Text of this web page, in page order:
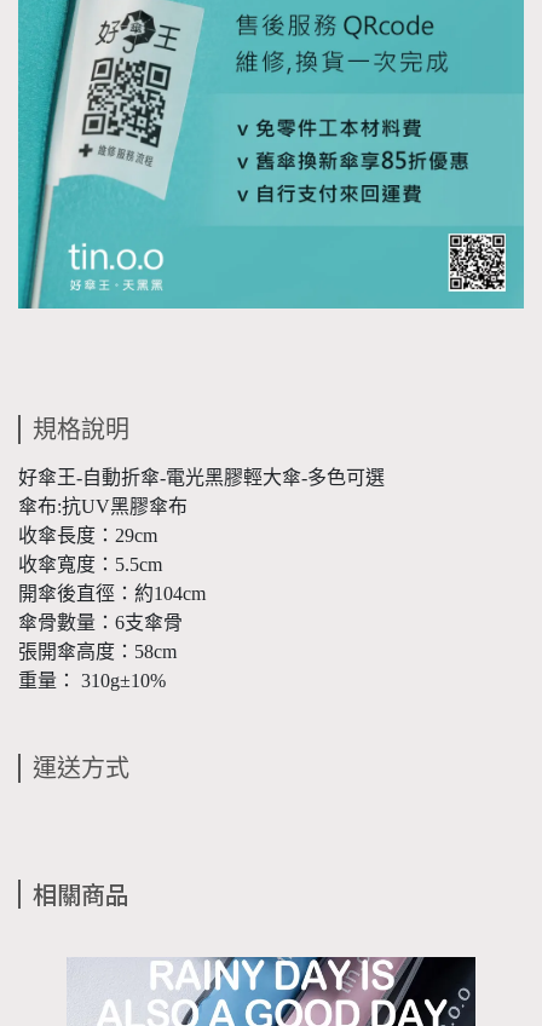
規格說明
好傘王-自動折傘-電光黑膠輕大傘-多色可選
傘布:抗UV黑膠傘布
收傘長度：29cm
收傘寬度：5.5cm
開傘後直徑：約104cm
傘骨數量：6支傘骨
張開傘高度：58cm
重量： 310g±10%
運送方式
相關商品